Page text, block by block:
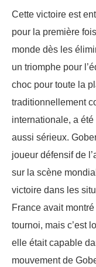
Cette victoire est
pour la première
monde dès les
un triomphe pour
choc pour toute la
traditionnellement
internationale, a
aussi sérieux.
joueur défensif de
sur la scène
victoire dans les
France avait
tournoi, mais c’est
elle était capable
mouvement de